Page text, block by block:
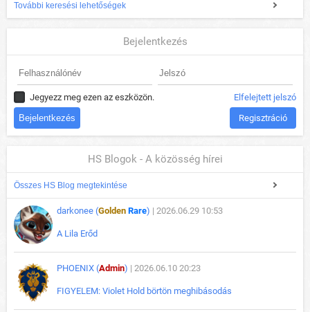
További keresési lehetőségek
Bejelentkezés
Jegyezz meg ezen az eszközön. Elfelejtett jelszó
Regisztráció
HS Blogok - A közösség hírei
Összes HS Blog megtekintése
darkonee (Golden Rare) | 2026.06.29 10:53
A Lila Erőd
PHOENIX (Admin) | 2026.06.10 20:23
FIGYELEM: Violet Hold börtön meghibásodás